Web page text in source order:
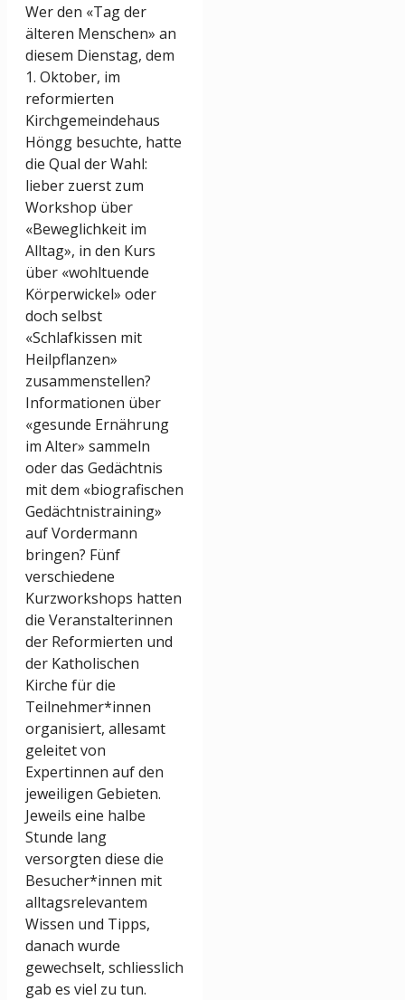
Wer den «Tag der
älteren Menschen» an
diesem Dienstag, dem
1. Oktober, im
reformierten
Kirchgemeindehaus
Höngg besuchte, hatte
die Qual der Wahl:
lieber zuerst zum
Workshop über
«Beweglichkeit im
Alltag», in den Kurs
über «wohltuende
Körperwickel» oder
doch selbst
«Schlafkissen mit
Heilpflanzen»
zusammenstellen?
Informationen über
«gesunde Ernährung
im Alter» sammeln
oder das Gedächtnis
mit dem «biografischen
Gedächtnistraining»
auf Vordermann
bringen? Fünf
verschiedene
Kurzworkshops hatten
die Veranstalterinnen
der Reformierten und
der Katholischen
Kirche für die
Teilnehmer*innen
organisiert, allesamt
geleitet von
Expertinnen auf den
jeweiligen Gebieten.
Jeweils eine halbe
Stunde lang
versorgten diese die
Besucher*innen mit
alltagsrelevantem
Wissen und Tipps,
danach wurde
gewechselt, schliesslich
gab es viel zu tun.